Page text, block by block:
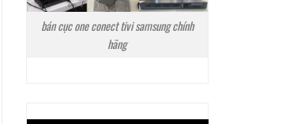
bán cục one conect tivi samsung chính
hãng